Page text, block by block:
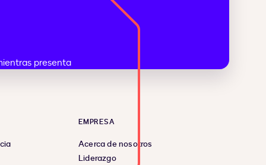
EMPRESA
Acerca de nosotros
Liderazgo